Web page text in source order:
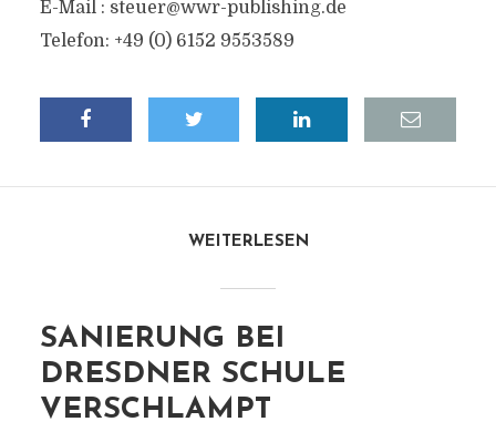
E-Mail : steuer@wwr-publishing.de
Telefon: +49 (0) 6152 9553589
WEITERLESEN
SANIERUNG BEI
DRESDNER SCHULE
VERSCHLAMPT